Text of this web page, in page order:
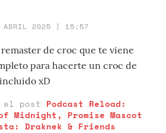
ABRIL 2025 | 15:57
de croc que te viene
para hacerte un croc de
xD
el post Podcast Reload:
Midnight, Promise Mascot
Draknek & Friends